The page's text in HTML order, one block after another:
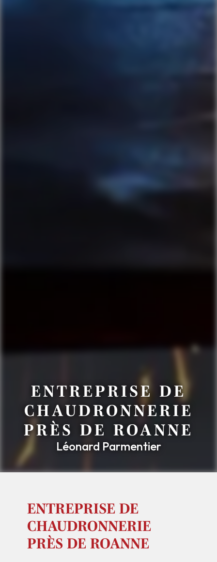
ENTREPRISE DE
CHAUDRONNERIE
PRÈS DE ROANNE
Léonard Parmentier
ENTREPRISE DE
CHAUDRONNERIE
PRÈS DE ROANNE